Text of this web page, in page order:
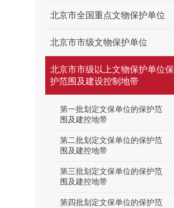
北京市全国重点文物保护单位
北京市市级文物保护单位
北京市市级以上文物保护单位保
护范围及建设控制地带
第一批划定文保单位的保护范
围及建控地带
第二批划定文保单位的保护范
围及建控地带
第三批划定文保单位的保护范
围及建控地带
第四批划定文保单位的保护范